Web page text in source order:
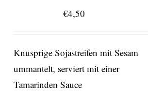
€4,50
Knusprige Sojastreifen mit Sesam
ummantelt, serviert mit einer
Tamarinden Sauce